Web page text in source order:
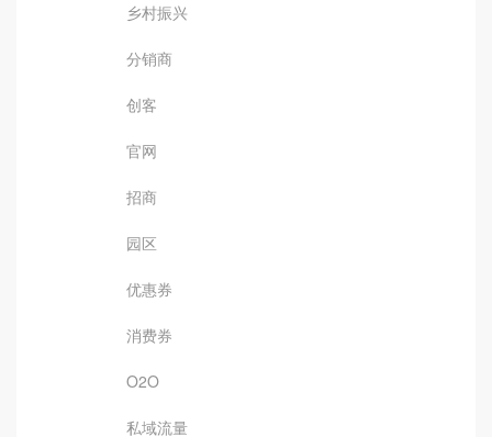
乡村振兴
分销商
创客
官网
招商
园区
优惠券
消费券
O2O
私域流量